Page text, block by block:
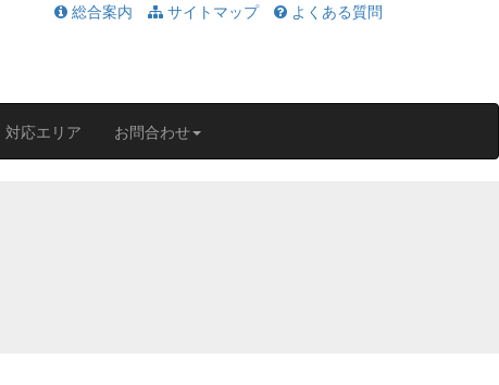
総合案内 サイトマップ よくある質問
対応エリア お問合わせ